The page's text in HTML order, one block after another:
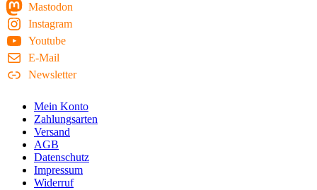
Mastodon
Instagram
Youtube
E-Mail
Newsletter
Mein Konto
Zahlungsarten
Versand
AGB
Datenschutz
Impressum
Widerruf